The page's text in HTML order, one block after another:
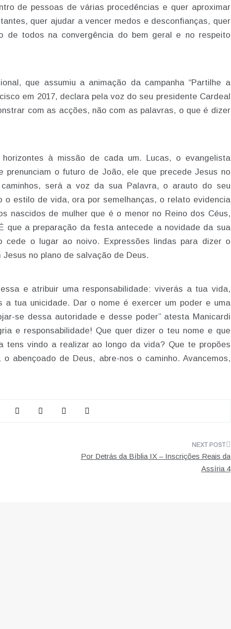
de pessoas de várias procedências e quer aproximar
quer ajudar a vencer medos e desconfianças, quer
de todos na convergência do bem geral e no respeito
que assumiu a animação da campanha “Partilhe a
em 2017, declara pela voz do seu presidente Cardeal
com as acções, não com as palavras, o que é dizer
à missão de cada um. Lucas, o evangelista
prenunciam o futuro de João, ele que precede Jesus no
será a voz da sua Palavra, o arauto do seu
o estilo de vida, ora por semelhanças, o relato evidencia
nascidos de mulher que é o menor no Reino dos Céus,
que a preparação da festa antecede a novidade da sua
cede o lugar ao noivo. Expressões lindas para dizer o
no plano de salvação de Deus.
e atribuir uma responsabilidade: viverás a tua vida,
a tua unicidade. Dar o nome é exercer um poder e uma
se dessa autoridade e desse poder” atesta Manicardi
e responsabilidade! Que quer dizer o teu nome e que
tens vindo a realizar ao longo da vida? Que te propões
abençoado de Deus, abre-nos o caminho. Avancemos,
Por Detrás da Bíblia IX – Inscrições Reais da
Assíria 4